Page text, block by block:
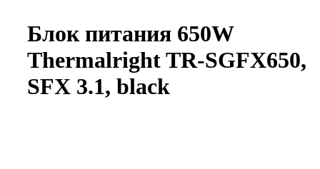
Блок питания 650W
Thermalright TR-SGFX650,
SFX 3.1, black